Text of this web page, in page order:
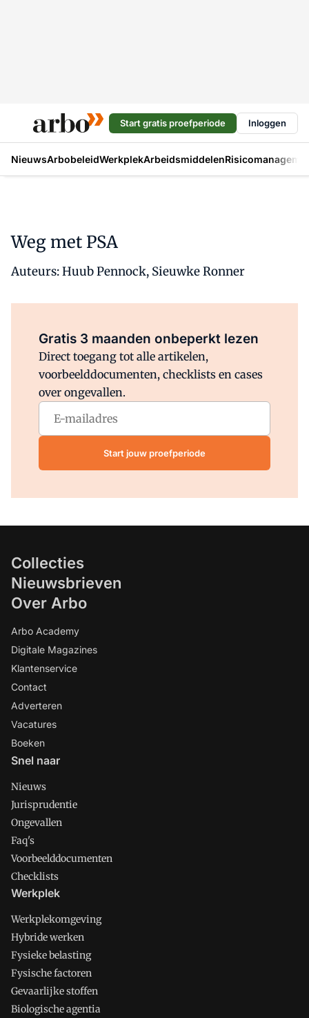
Start gratis proefperiode Inloggen
NieuwsArbobeleidWerkplekArbeidsmiddelen
Weg met PSA
Auteurs: Huub Pennock, Sieuwke Ronner
Gratis 3 maanden onbeperkt lezen
Direct toegang tot alle artikelen,
voorbeelddocumenten, checklists en cases
over ongevallen.
Start jouw proefperiode
Collecties
Nieuwsbrieven
Over Arbo
Arbo Academy
Digitale Magazines
Klantenservice
Contact
Adverteren
Vacatures
Boeken
Snel naar
Nieuws
Jurisprudentie
Ongevallen
Faq's
Voorbeelddocumenten
Checklists
Werkplek
Werkplekomgeving
Hybride werken
Fysieke belasting
Fysische factoren
Gevaarlijke stoffen
Biologische agentia